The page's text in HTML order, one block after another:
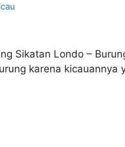
Sikatan Londo –
karena kicauannya